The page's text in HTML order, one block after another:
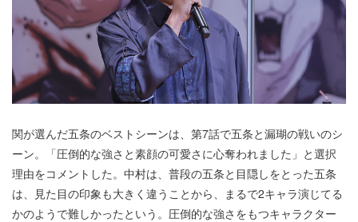
関が選んだ五条のベストシーンは、第7話で五条と漏瑚の戦いのシ
ーン。「圧倒的な強さと素顔の可愛さに心奪われました」と選択
理由をコメントした。中村は、普段の五条と目隠しをとった五条
は、見た目の印象も大きく違うことから、まるで2キャラ演じてる
かのようで難しかったという。圧倒的な強さをもつキャラクター